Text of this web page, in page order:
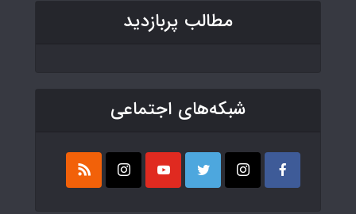
مطالب پربازدید
شبکه‌های اجتماعی